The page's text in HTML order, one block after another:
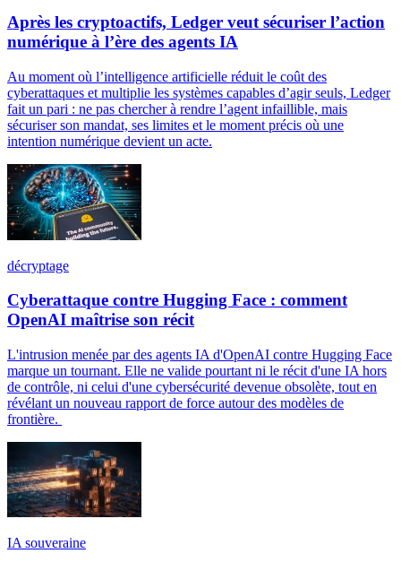
Après les cryptoactifs, Ledger veut sécuriser l’action
numérique à l’ère des agents IA
Au moment où l’intelligence artificielle réduit le coût des
cyberattaques et multiplie les systèmes capables d’agir seuls, Ledger
fait un pari : ne pas chercher à rendre l’agent infaillible, mais
sécuriser son mandat, ses limites et le moment précis où une
intention numérique devient un acte.
décryptage
Cyberattaque contre Hugging Face : comment
OpenAI maîtrise son récit
L'intrusion menée par des agents IA d'OpenAI contre Hugging Face
marque un tournant. Elle ne valide pourtant ni le récit d'une IA hors
de contrôle, ni celui d'une cybersécurité devenue obsolète, tout en
révélant un nouveau rapport de force autour des modèles de
frontière.
IA souveraine